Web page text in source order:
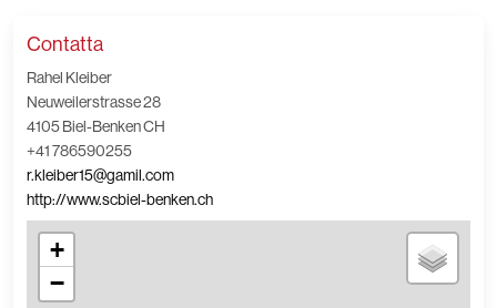
Contatta
Rahel Kleiber
Neuweilerstrasse 28
4105 Biel-Benken CH
+41 786590255
r.kleiber15@gamil.com
http://www.scbiel-benken.ch
+
−